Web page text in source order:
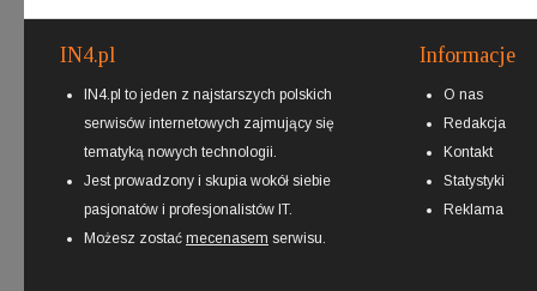
IN4.pl
IN4.pl to jeden z najstarszych polskich
serwisów internetowych zajmujący się
tematyką nowych technologii.
Jest prowadzony i skupia wokół siebie
pasjonatów i profesjonalistów IT.
Możesz zostać mecenasem serwisu.
Informacje
O nas
Redakcja
Kontakt
Statystyki
Reklama